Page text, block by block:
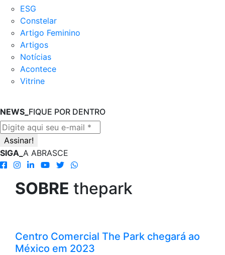
ESG
Constelar
Artigo Feminino
Artigos
Notícias
Acontece
Vitrine
NEWS_ FIQUE POR DENTRO
SIGA_ A ABRASCE
SOBRE thepark
Centro Comercial The Park chegará ao
México em 2023